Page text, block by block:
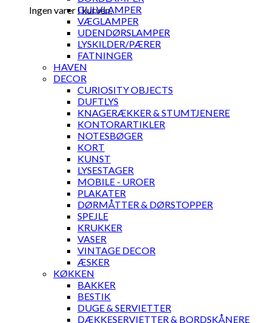
Ingen varer i kurven.
GULVLAMPER
VÆGLAMPER
UDENDØRSLAMPER
LYSKILDER/PÆRER
FATNINGER
HAVEN
DECOR
CURIOSITY OBJECTS
DUFTLYS
KNAGERÆKKER & STUMTJENERE
KONTORARTIKLER
NOTESBØGER
KORT
KUNST
LYSESTAGER
MOBILE - UROER
PLAKATER
DØRMÅTTER & DØRSTOPPER
SPEJLE
KRUKKER
VASER
VINTAGE DECOR
ÆSKER
KØKKEN
BAKKER
BESTIK
DUGE & SERVIETTER
DÆKKESERVIETTER & BORDSKÅNERE